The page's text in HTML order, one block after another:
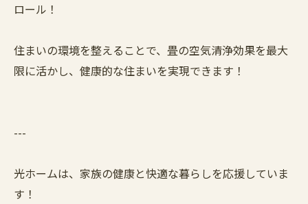
ロール！
住まいの環境を整えることで、畳の空気清浄効果を最大
限に活かし、健康的な住まいを実現できます！
---
光ホームは、家族の健康と快適な暮らしを応援していま
す！